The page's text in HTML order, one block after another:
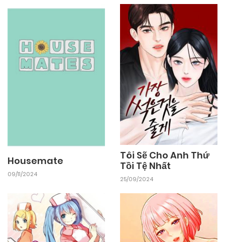
Housemate
09/11/2024
Tôi Sẽ Cho Anh Thứ
Tồi Tệ Nhất
25/09/2024